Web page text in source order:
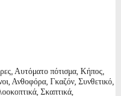
Αυτόματο πότισμα, Κήπος,
Ανθοφόρα, Γκαζόν, Συνθετικό,
Σκαπτικά,